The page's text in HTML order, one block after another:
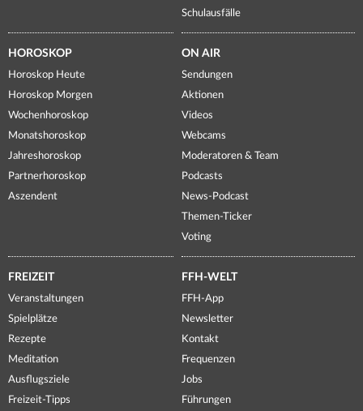
Schulausfälle
HOROSKOP
Horoskop Heute
Horoskop Morgen
Wochenhoroskop
Monatshoroskop
Jahreshoroskop
Partnerhoroskop
Aszendent
ON AIR
Sendungen
Aktionen
Videos
Webcams
Moderatoren & Team
Podcasts
News-Podcast
Themen-Ticker
Voting
FREIZEIT
Veranstaltungen
Spielplätze
Rezepte
Meditation
Ausflugsziele
Freizeit-Tipps
FFH-WELT
FFH-App
Newsletter
Kontakt
Frequenzen
Jobs
Führungen